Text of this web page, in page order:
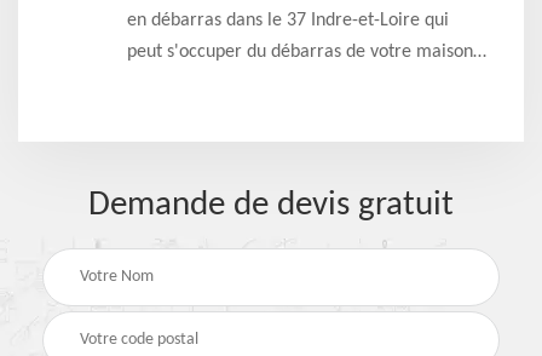
en débarras dans le 37 Indre-et-Loire qui
peut s'occuper du débarras de votre maison
Demande de devis gratuit